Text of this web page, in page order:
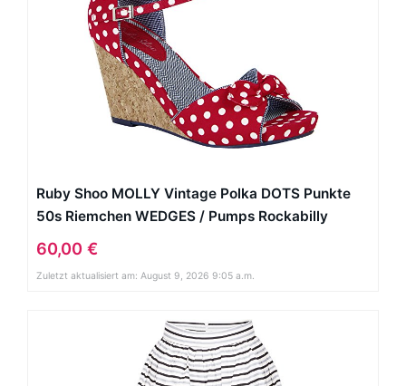
Ruby Shoo MOLLY Vintage Polka DOTS Punkte
50s Riemchen WEDGES / Pumps Rockabilly
60,00 €
Zuletzt aktualisiert am: August 9, 2026 9:05 a.m.